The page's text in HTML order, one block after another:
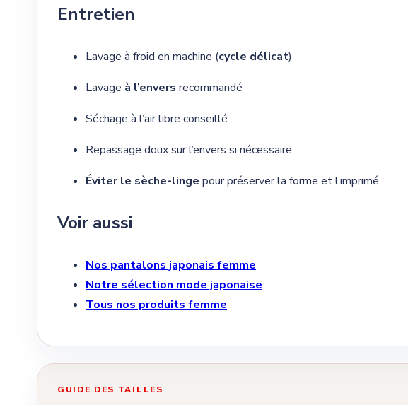
Entretien
Lavage à froid en machine (cycle délicat)
Lavage à l’envers recommandé
Séchage à l’air libre conseillé
Repassage doux sur l’envers si nécessaire
Éviter le sèche-linge pour préserver la forme et l’imprimé
Voir aussi
Nos pantalons japonais femme
Notre sélection mode japonaise
Tous nos produits femme
GUIDE DES TAILLES